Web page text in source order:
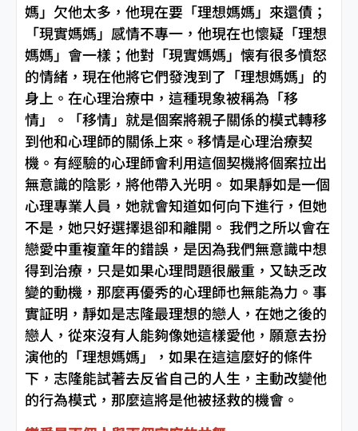
媽」欠他太多，他現在要「理想媽媽」來還債；
「現實媽媽」感情不專一，他現在也懷疑「理想
媽媽」會一樣；他對「現實媽媽」懐有很多憤怒
的情緒，現在他將它們發洩到了「理想媽媽」的
身上。在心理治療中，這種現象被稱為「移
情」。「移情」就是個案將親子關係的模式轉移
到他和心理師的關係上來。移情是心理治療契
機。有經驗的心理師會利用這個契機將個案拉出
無意識的陰影，將他帶入光明。 如果靜如是一個
心理專業人員，她就會知道如何向下進行，但她
不是，她只好選擇退卻和離開。 我們之所以會在
戀愛中重複童年的錯誤，是因為我們無意識中想
得到治療，只是如果心理問題很嚴重，又缺乏改
變的動機，那麼再優秀的心理師也無能為力。事
實証明，靜如是志隆最理想的戀人，在她之後的
戀人，從來沒有人能夠像她這樣愛他，願意去扮
演他的「理想媽媽」，如果在這這麼好的條件
下，志隆能試著去反省自己的人生，主動改變他
的行為模式，那麼這將是他被拯救的機會。